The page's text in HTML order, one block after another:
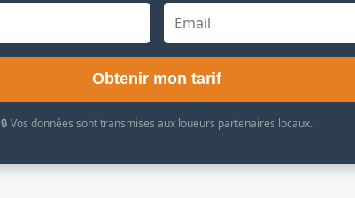
Obtenir mon tarif
🔒 Vos données sont transmises aux loueurs partenaires locaux.